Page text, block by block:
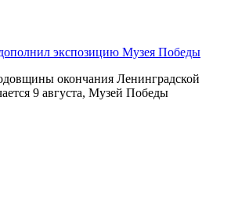
экспозицию Музея Победы
окончания Ленинградской
9 августа, Музей Победы